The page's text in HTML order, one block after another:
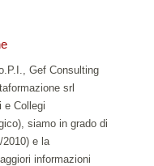
Gef Consulting
srl
e Collegi
siamo in grado di
e la
informazioni